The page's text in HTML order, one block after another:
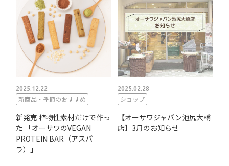
2025.12.22
新商品・季節のおすすめ
新発売 植物性素材だけで作っ
た 「オーサワのVEGAN
PROTEIN BAR（アスパ
ラ）」
2025.02.28
ショップ
【オーサワジャパン池尻大橋
店】3月のお知らせ